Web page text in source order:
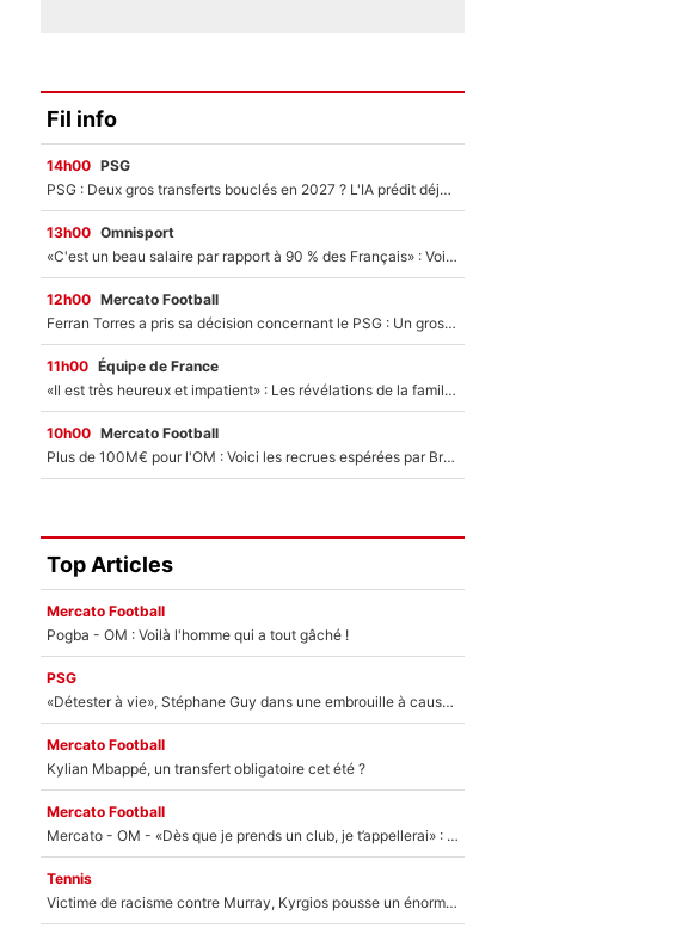
Fil info
14h00 PSG
PSG : Deux gros transferts bouclés en 2027 ? L'IA prédit déjà les deux joueurs qui pourraient rejoindre Luis Enrique !
13h00 Omnisport
«C'est un beau salaire par rapport à 90 % des Français» : Voilà combien touchait Nelson Monfort sur France Télévisions avant de rejoindre CNews
12h00 Mercato Football
Ferran Torres a pris sa décision concernant le PSG : Un gros club étranger prêt à relancer le feuilleton pour la signature du champion du monde 2026 !
11h00 Équipe de France
«Il est très heureux et impatient» : Les révélations de la famille Zidane sur sa prise de pouvoir en équipe de France !
10h00 Mercato Football
Plus de 100M€ pour l'OM : Voici les recrues espérées par Bruno Genesio et Grégory Lorenzi après l’opération dégraissage
Top Articles
Mercato Football
Pogba - OM : Voilà l'homme qui a tout gâché !
PSG
«Détester à vie», Stéphane Guy dans une embrouille à cause du PSG !
Mercato Football
Kylian Mbappé, un transfert obligatoire cet été ?
Mercato Football
Mercato - OM - «Dès que je prends un club, je t’appellerai» : La promesse de Marcelino au moment de claquer la porte
Tennis
Victime de racisme contre Murray, Kyrgios pousse un énorme coup de gueule !